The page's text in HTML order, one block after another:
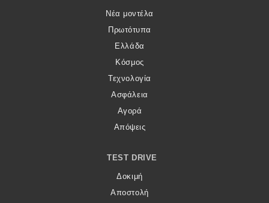
Νέα μοντέλα
Πρωτότυπα
Ελλάδα
Κόσμος
Τεχνολογία
Ασφάλεια
Αγορά
Απόψεις
TEST DRIVE
Δοκιμή
Αποστολή